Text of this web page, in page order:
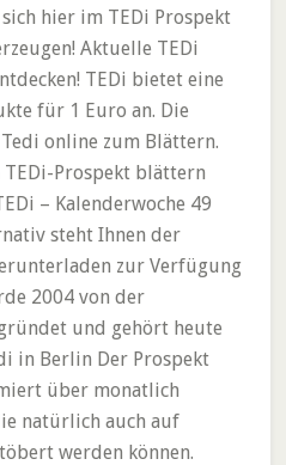
hier im TEDi Prospekt
Aktuelle TEDi
TEDi bietet eine
für 1 Euro an. Die
online zum Blättern.
TEDi-Prospekt blättern
– Kalenderwoche 49
steht Ihnen der
zur Verfügung
2004 von der
und gehört heute
in Berlin Der Prospekt
über monatlich
natürlich auch auf
werden können.